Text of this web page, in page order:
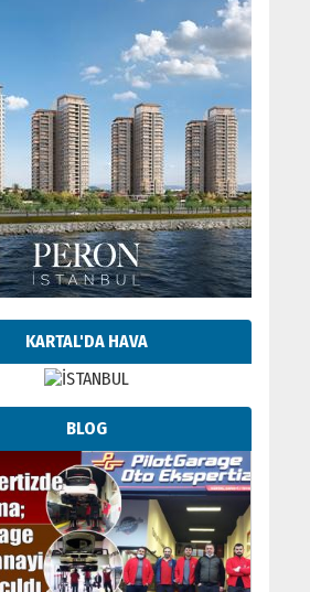
KARTAL'DA HAVA
BLOG